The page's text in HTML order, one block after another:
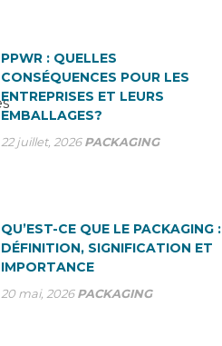
PPWR : QUELLES
CONSÉQUENCES POUR LES
ENTREPRISES ET LEURS
EMBALLAGES?
22 juillet, 2026 PACKAGING
QU’EST-CE QUE LE PACKAGING :
DÉFINITION, SIGNIFICATION ET
IMPORTANCE
20 mai, 2026 PACKAGING